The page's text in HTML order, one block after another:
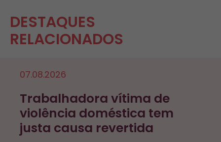
DESTAQUES
RELACIONADOS
07.08.2026
Trabalhadora vítima de
violência doméstica tem
justa causa revertida